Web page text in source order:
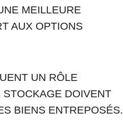
MEILLEURE
AUX OPTIONS
UN RÔLE
DOIVENT
BIENS ENTREPOSÉS.